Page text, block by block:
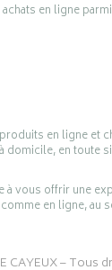
en ligne
en ligne et
domicile, en toute
à vous offrir une
en ligne, au
CAYEUX– Tous